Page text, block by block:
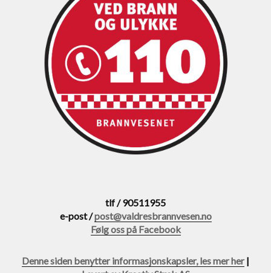
tlf / 90511955
e-post /post@valdresbrannvesen.no
Følg oss på Facebook
Denne siden benytter informasjonskapsler, les mer her |